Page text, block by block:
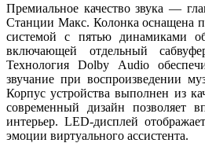
Премиальное качество звука —
Станции Макс. Колонка оснащена
системой с пятью динамиками
включающей отдельный
Технология Dolby Audio
звучание при воспроизведении
Корпус устройства выполнен из
современный дизайн позволяет
интерьер. LED-дисплей
эмоции виртуального ассистента.